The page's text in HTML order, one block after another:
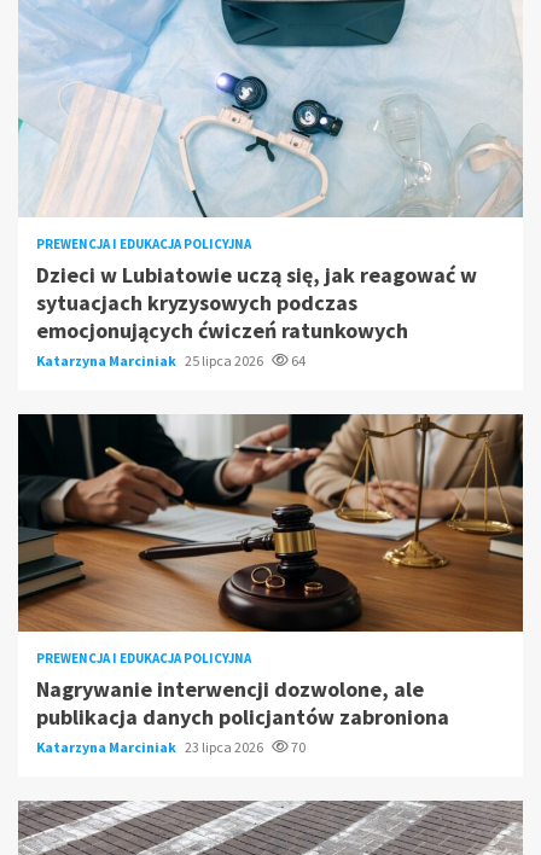
PREWENCJA I EDUKACJA POLICYJNA
Dzieci w Lubiatowie uczą się, jak reagować w
sytuacjach kryzysowych podczas
emocjonujących ćwiczeń ratunkowych
Katarzyna Marciniak 25 lipca 2026 64
PREWENCJA I EDUKACJA POLICYJNA
Nagrywanie interwencji dozwolone, ale
publikacja danych policjantów zabroniona
Katarzyna Marciniak 23 lipca 2026 70